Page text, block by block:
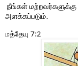
நீங்கள் மற்றவர்களுக்கு
அளக்கப்படும்.
மத்தேயு 7:2